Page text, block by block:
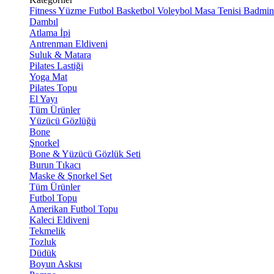
FitnessYüzme Futbol Basketbol Voleybol Masa Tenisi
Dambıl
Atlama İpi
Antrenman Eldiveni
Suluk & Matara
Pilates Lastiği
Yoga Mat
Pilates Topu
El Yayı
Tüm Ürünler
Yüzücü Gözlüğü
Bone
Şnorkel
Bone & Yüzücü Gözlük Seti
Burun Tıkacı
Maske & Şnorkel Set
Tüm Ürünler
Futbol Topu
Amerikan Futbol Topu
Kaleci Eldiveni
Tekmelik
Tozluk
Düdük
Boyun Askısı